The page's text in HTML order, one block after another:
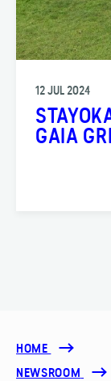
12 JUL 2024
GAIA
HOME
NEWSROOM